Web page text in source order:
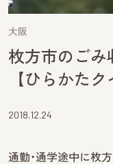
大阪
枚方市のごみ
【ひらかたク
2018.12.24
通勤・通学途中に枚